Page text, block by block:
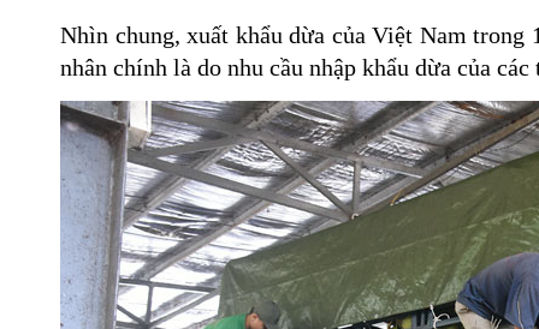
Nhìn chung, xuất khẩu dừa của Việt Nam
nhân chính là do nhu cầu nhập khẩu dừa của